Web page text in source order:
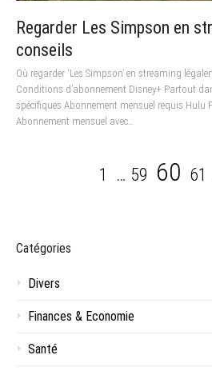
Regarder Les Simpson en
conseils
Où regarder ‘Les Simpson’ en streaming
Conditions d’abonnement Disney+ Partout
spécifiques Abonnement mensuel requis Hulu
Abonnement mensuel avec…
PaginationPage
1 … Page
59 Page
60 Page
61
Catégories
Divers
Finances & Economie
Santé